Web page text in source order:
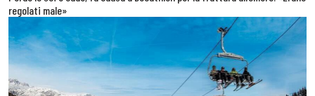
regolati male»